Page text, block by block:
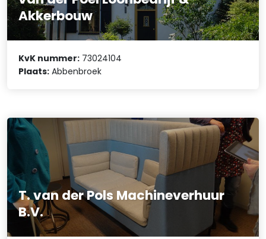
Akkerbouw
KvK nummer: 73024104
Plaats: Abbenbroek
T. van der Pols Machineverhuur
B.V.